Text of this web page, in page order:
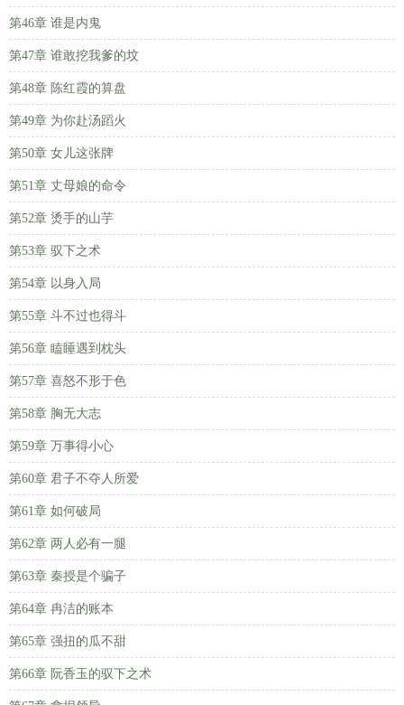
第46章 谁是内鬼
第47章 谁敢挖我爹的坟
第48章 陈红霞的算盘
第49章 为你赴汤蹈火
第50章 女儿这张牌
第51章 丈母娘的命令
第52章 烫手的山芋
第53章 驭下之术
第54章 以身入局
第55章 斗不过也得斗
第56章 瞌睡遇到枕头
第57章 喜怒不形于色
第58章 胸无大志
第59章 万事得小心
第60章 君子不夺人所爱
第61章 如何破局
第62章 两人必有一腿
第63章 秦授是个骗子
第64章 冉洁的账本
第65章 强扭的瓜不甜
第66章 阮香玉的驭下之术